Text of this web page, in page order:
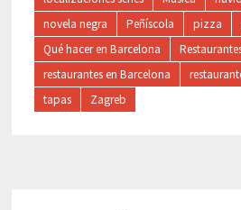
novela negra
Peñíscola pizza
Qué hacer en Barcelona
restaurantes en Barcelona
tapas
Zagreb